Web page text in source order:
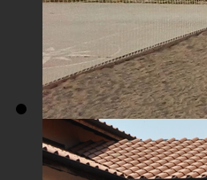
Плажа "Топољар" - Терени